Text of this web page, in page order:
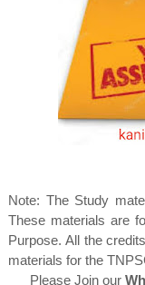
Note: The Study
These materials are
Purpose. All the
materials for the
Please Join our